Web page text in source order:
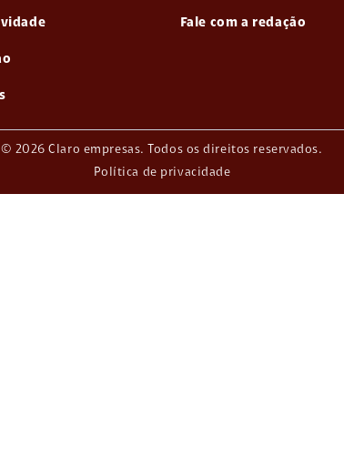
Fale com a redação
© 2026 Claro empresas. Todos os direitos reservados.
Política de privacidade